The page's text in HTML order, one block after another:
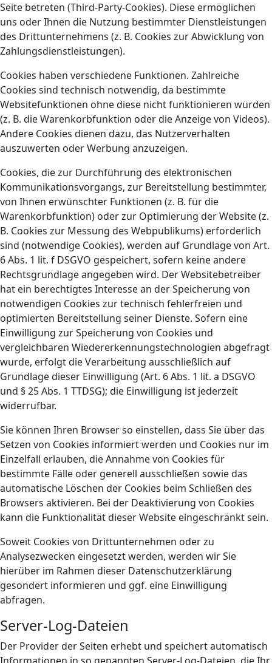
Seite betreten (Third-Party-Cookies). Diese ermöglichen
uns oder Ihnen die Nutzung bestimmter Dienstleistungen
des Drittunternehmens (z. B. Cookies zur Abwicklung von
Zahlungsdienstleistungen).
Cookies haben verschiedene Funktionen. Zahlreiche
Cookies sind technisch notwendig, da bestimmte
Websitefunktionen ohne diese nicht funktionieren würden
(z. B. die Warenkorbfunktion oder die Anzeige von Videos).
Andere Cookies dienen dazu, das Nutzerverhalten
auszuwerten oder Werbung anzuzeigen.
Cookies, die zur Durchführung des elektronischen
Kommunikationsvorgangs, zur Bereitstellung bestimmter,
von Ihnen erwünschter Funktionen (z. B. für die
Warenkorbfunktion) oder zur Optimierung der Website (z.
B. Cookies zur Messung des Webpublikums) erforderlich
sind (notwendige Cookies), werden auf Grundlage von Art.
6 Abs. 1 lit. f DSGVO gespeichert, sofern keine andere
Rechtsgrundlage angegeben wird. Der Websitebetreiber
hat ein berechtigtes Interesse an der Speicherung von
notwendigen Cookies zur technisch fehlerfreien und
optimierten Bereitstellung seiner Dienste. Sofern eine
Einwilligung zur Speicherung von Cookies und
vergleichbaren Wiedererkennungstechnologien abgefragt
wurde, erfolgt die Verarbeitung ausschließlich auf
Grundlage dieser Einwilligung (Art. 6 Abs. 1 lit. a DSGVO
und § 25 Abs. 1 TTDSG); die Einwilligung ist jederzeit
widerrufbar.
Sie können Ihren Browser so einstellen, dass Sie über das
Setzen von Cookies informiert werden und Cookies nur im
Einzelfall erlauben, die Annahme von Cookies für
bestimmte Fälle oder generell ausschließen sowie das
automatische Löschen der Cookies beim Schließen des
Browsers aktivieren. Bei der Deaktivierung von Cookies
kann die Funktionalität dieser Website eingeschränkt sein.
Soweit Cookies von Drittunternehmen oder zu
Analysezwecken eingesetzt werden, werden wir Sie
hierüber im Rahmen dieser Datenschutzerklärung
gesondert informieren und ggf. eine Einwilligung
abfragen.
Server-Log-Dateien
Der Provider der Seiten erhebt und speichert automatisch